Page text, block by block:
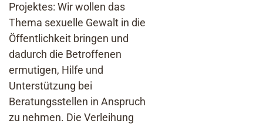
Projektes: Wir wollen das
Thema sexuelle Gewalt in die
Öffentlichkeit bringen und
dadurch die Betroffenen
ermutigen, Hilfe und
Unterstützung bei
Beratungsstellen in Anspruch
zu nehmen. Die Verleihung